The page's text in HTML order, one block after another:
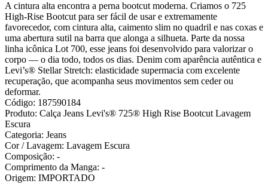
A cintura alta encontra a perna bootcut moderna. Criamos o 725
High-Rise Bootcut para ser fácil de usar e extremamente
favorecedor, com cintura alta, caimento slim no quadril e nas coxas e
uma abertura sutil na barra que alonga a silhueta. Parte da nossa
linha icônica Lot 700, esse jeans foi desenvolvido para valorizar o
corpo — o dia todo, todos os dias. Denim com aparência autêntica e
Levi’s® Stellar Stretch: elasticidade supermacia com excelente
recuperação, que acompanha seus movimentos sem ceder ou
deformar.
Código: 187590184
Produto: Calça Jeans Levi's® 725® High Rise Bootcut Lavagem
Escura
Categoria: Jeans
Cor / Lavagem: Lavagem Escura
Composição: -
Comprimento da Manga: -
Origem: IMPORTADO